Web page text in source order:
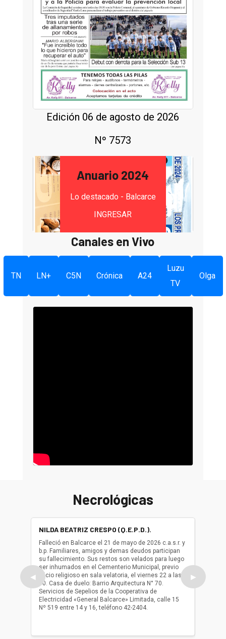
Edición 06 de agosto de 2026
Nº 7573
Anuario 2024
Lo destacado - Balcarce
INGRESAR
Canales en Vivo
TN LN+ C5N Crónica A24
Luzu
TV
Olga
Necrológicas
◀
NILDA BEATRIZ CRESPO (Q.E.P.D.).
Falleció en Balcarce el 21 de mayo de 2026 c.a.s.r. y
b.p. Familiares, amigos y demas deudos participan
su fallecimiento. Sus restos son velados para luego
ser inhumados en el Cementerio Municipal, previo
oficio religioso en sala velatoria, el viernes 22 a las
10. Casa de duelo: Barrio Arquitectura N° 70.
Servicios de Sepelios de la Cooperativa de
Electricidad «General Balcarce» Limitada, calle 15
Nº 519 entre 14 y 16, teléfono 42-2404.
ser
oficio
▶